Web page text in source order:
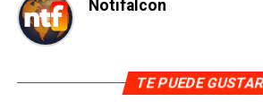
Notifalcon
TE PUEDE